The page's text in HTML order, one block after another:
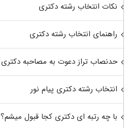
نکات انتخاب رشته دکتری
راهنمای انتخاب رشته دکتری
حدنصاب تراز دعوت به مصاحبه دکتری
انتخاب رشته دکتری پیام نور
با چه رتبه ای دکتری کجا قبول میشم؟